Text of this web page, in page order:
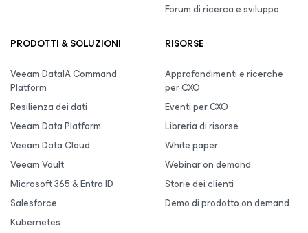
Forum di ricerca e sviluppo
PRODOTTI & SOLUZIONI
Veeam DataIA Command
Platform
Resilienza dei dati
Veeam Data Platform
Veeam Data Cloud
Veeam Vault
Microsoft 365 & Entra ID
Salesforce
Kubernetes
RISORSE
Approfondimenti e ricerche
per CXO
Eventi per CXO
Libreria di risorse
White paper
Webinar on demand
Storie dei clienti
Demo di prodotto on demand